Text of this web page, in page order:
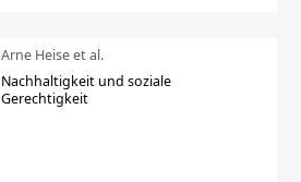
Arne Heise et al.
Nachhaltigkeit und soziale
Gerechtigkeit